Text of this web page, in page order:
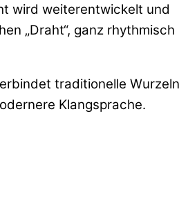
wird weiterentwickelt und
„Draht“, ganz rhythmisch
traditionelle Wurzeln
Klangsprache.